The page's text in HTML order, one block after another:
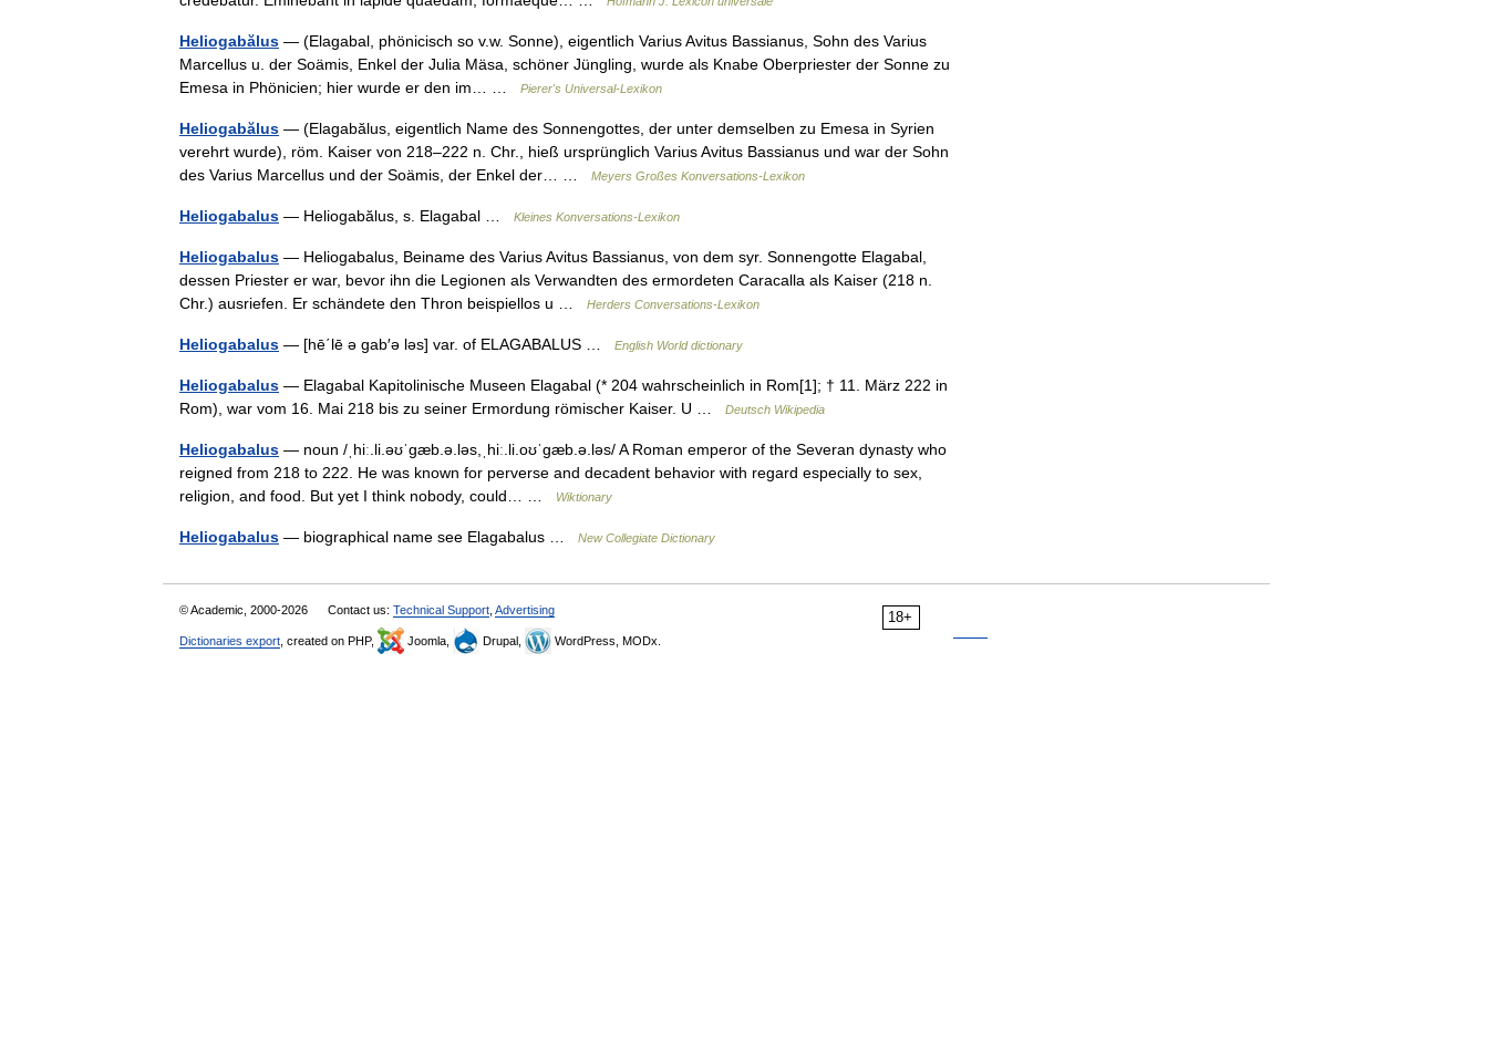
Heliogabălus — (Elagabal, phönicisch so v.w. Sonne), eigentlich Varius Avitus Bassianus, Sohn des Varius
Marcellus u. der Soämis, Enkel der Julia Mäsa, schöner Jüngling, wurde als Knabe Oberpriester der Sonne zu
Emesa in Phönicien; hier wurde er den im… …
Pierer's Universal-Lexikon
Heliogabălus — (Elagabălus, eigentlich Name des Sonnengottes, der unter demselben zu Emesa in Syrien
verehrt wurde), röm. Kaiser von 218–222 n. Chr., hieß ursprünglich Varius Avitus Bassianus und war der Sohn
des Varius Marcellus und der Soämis, der Enkel der… …
Meyers Großes Konversations-Lexikon
Heliogabalus — Heliogabălus, s. Elagabal … Kleines Konversations-Lexikon
Heliogabalus — Heliogabalus, Beiname des Varius Avitus Bassianus, von dem syr. Sonnengotte Elagabal,
dessen Priester er war, bevor ihn die Legionen als Verwandten des ermordeten Caracalla als Kaiser (218 n.
Chr.) ausriefen. Er schändete den Thron beispiellos u …
Herders Conversations-Lexikon
Heliogabalus — [hē΄lē ə gab′ə ləs] var. of ELAGABALUS … English World dictionary
Heliogabalus — Elagabal Kapitolinische Museen Elagabal (* 204 wahrscheinlich in Rom[1]; † 11. März 222 in
Rom), war vom 16. Mai 218 bis zu seiner Ermordung römischer Kaiser. U …
Deutsch Wikipedia
Heliogabalus — noun /ˌhiː.li.əʊˈɡæb.ə.ləs,ˌhiː.li.oʊˈɡæb.ə.ləs/ A Roman emperor of the Severan dynasty who
reigned from 218 to 222. He was known for perverse and decadent behavior with regard especially to sex,
religion, and food. But yet I think nobody, could… …
Wiktionary
Heliogabalus — biographical name see Elagabalus … New Collegiate Dictionary
18+
© Academic, 2000-2026 Contact us: Technical Support Advertising
Dictionaries export , created on PHP, Joomla, Drupal, WordPress, MODx.